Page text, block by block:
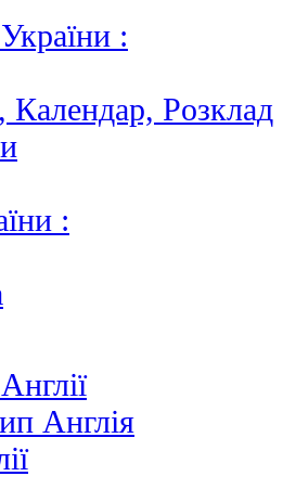
:
Календар, Poзклад
:
Англія